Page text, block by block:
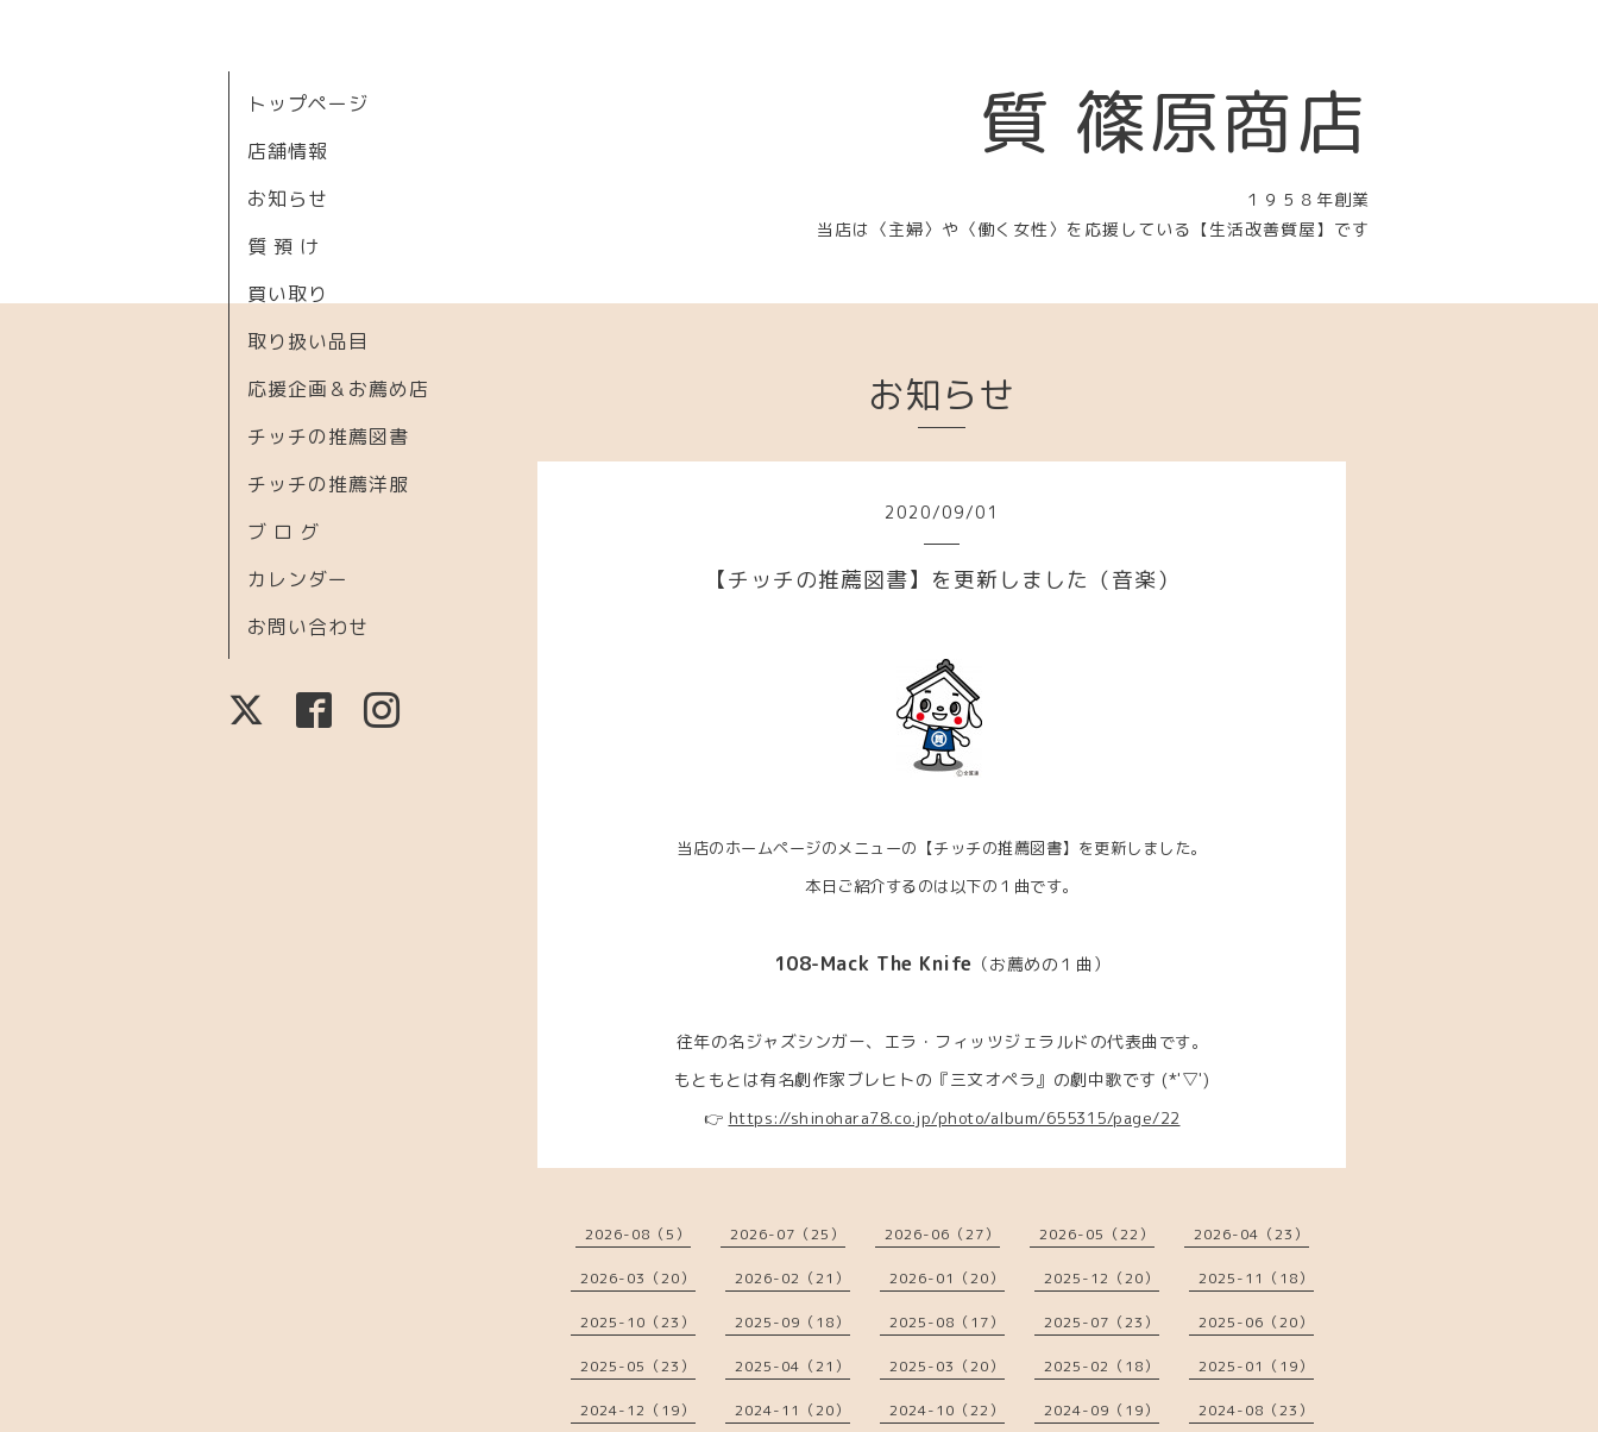
質 篠原商店
１９５８年創業
当店は〈主婦〉や〈働く女性〉を応援している【生活改善質屋】です
トップページ
店舗情報
お知らせ
質 預 け
買い取り
取り扱い品目
応援企画＆お薦め店
チッチの推薦図書
チッチの推薦洋服
ブ ロ グ
カレンダー
お問い合わせ
お知らせ
2020/09/01
【チッチの推薦図書】を更新しました（音楽）
当店のホームページのメニューの【チッチの推薦図書】を更新しました。
本日ご紹介するのは以下の１曲です。
108-Mack The Knife （お薦めの１曲）
往年の名ジャズシンガー、エラ・フィッツジェラルドの代表曲 です。
もともとは有名劇作家ブレヒトの『三文オペラ』の劇中歌です (*'▽')
👉 https://shinohara78.co.jp/photo/album/655315/page/22
2026-08（5） 2026-07（25） 2026-06（27） 2026-05（22） 2026-04（23）
2026-03（20） 2026-02（21） 2026-01（20） 2025-12（20） 2025-11（18）
2025-10（23） 2025-09（18） 2025-08（17） 2025-07（23） 2025-06（20）
2025-05（23） 2025-04（21） 2025-03（20） 2025-02（18） 2025-01（19）
2024-12（19） 2024-11（20） 2024-10（22） 2024-09（19） 2024-08（23）